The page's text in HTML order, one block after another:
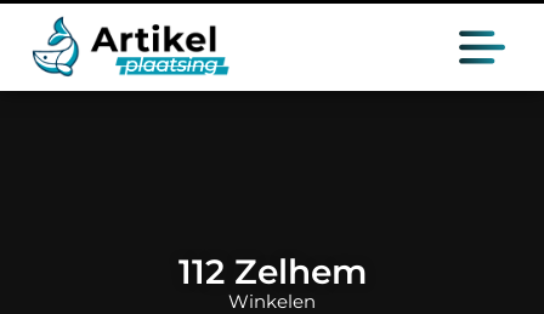
112 Zelhem
Winkelen